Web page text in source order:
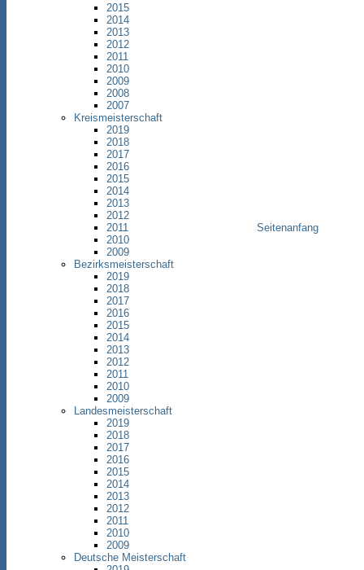
2015
2014
2013
2012
2011
2010
2009
2008
2007
Kreismeisterschaft
2019
2018
2017
2016
2015
2014
2013
2012
2011
2010
2009
Bezirksmeisterschaft
2019
2018
2017
2016
2015
2014
2013
2012
2011
2010
2009
Landesmeisterschaft
2019
2018
2017
2016
2015
2014
2013
2012
2011
2010
2009
Deutsche Meisterschaft
Seitenanfang